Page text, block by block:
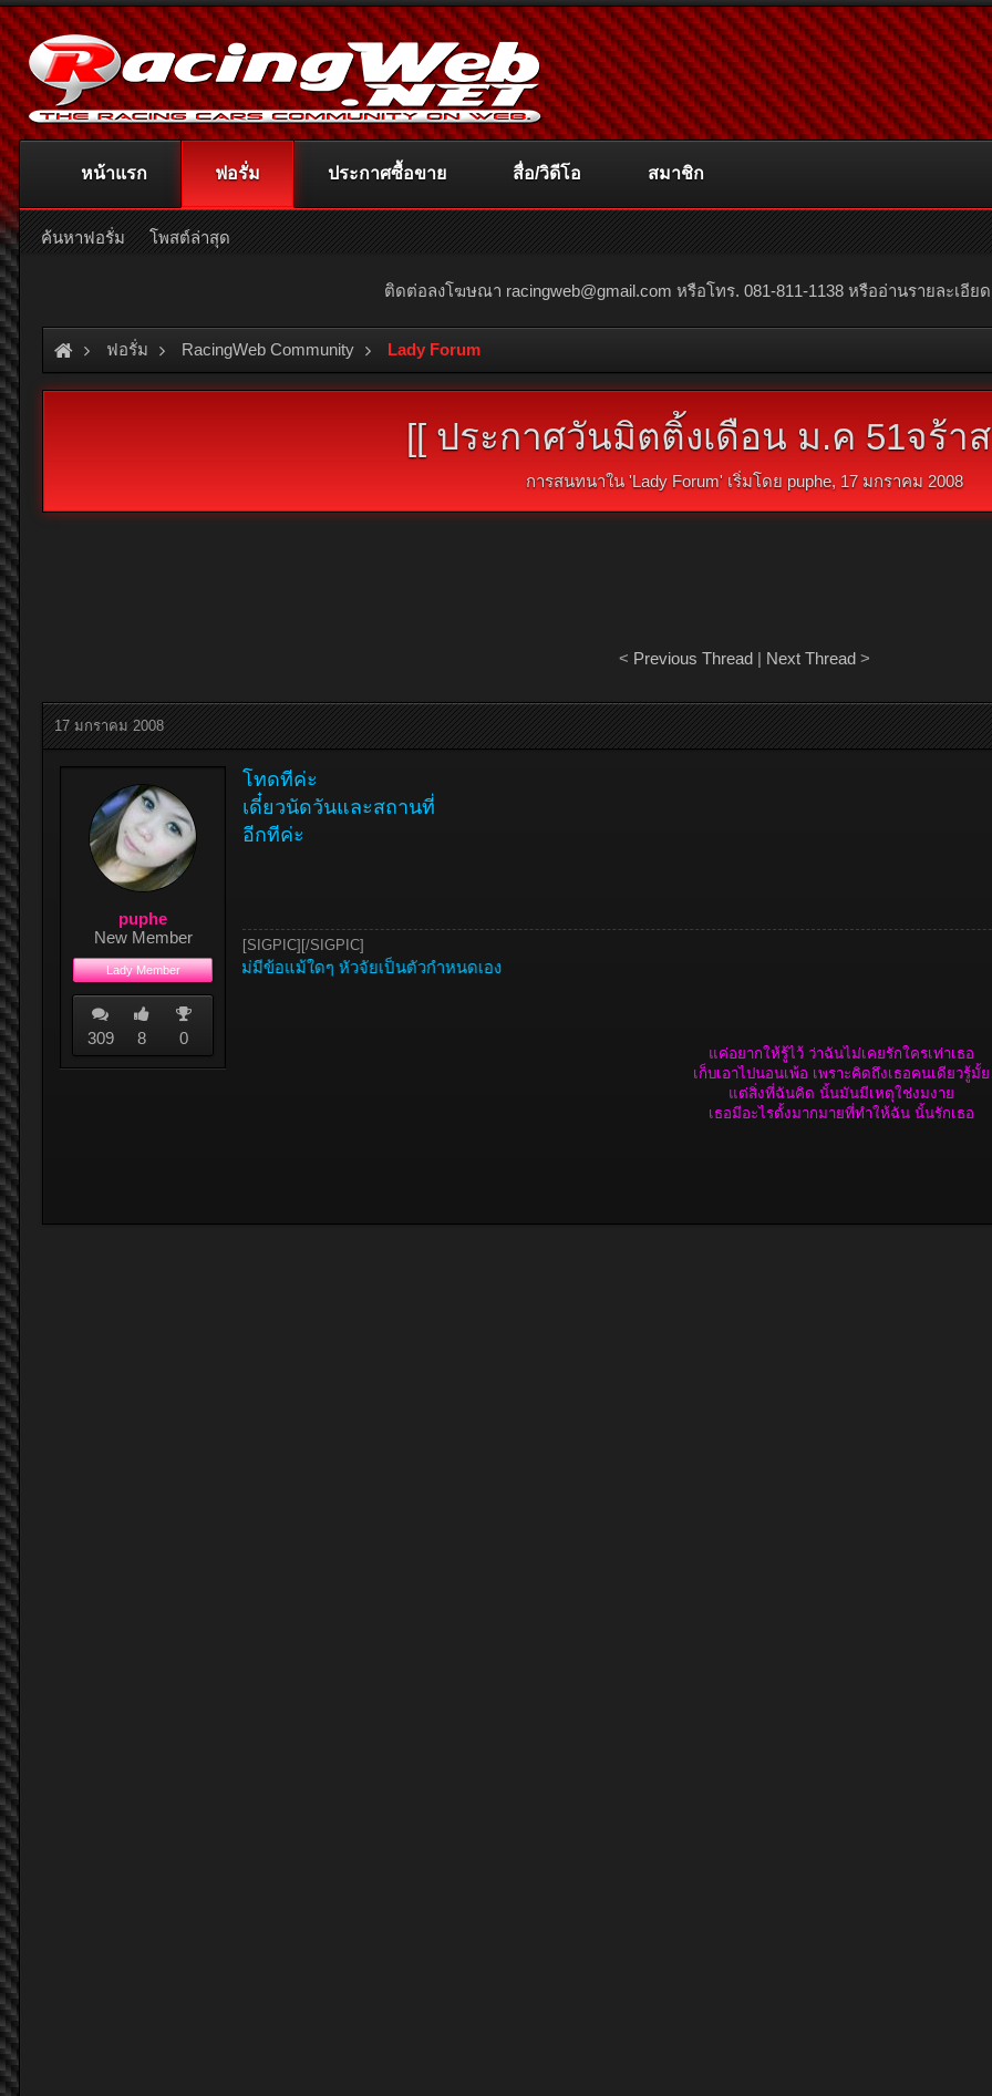
ติดต่อลงโฆษณา racingweb@gmail.com หรือโทร. 081-811-1138 หรืออ่านรายละเอีย
ฟอรั่ม RacingWeb Community Lady Forum
[[ ประกาศวันมิตติ้งเดือน ม.ค 51จร้า
การสนทนาใน 'Lady Forum' เริ่มโดย puphe, 17 มกราคม 2008
< Previous Thread| Next Thread>
17 มกราคม 2008
puphe
New Member
Lady Member
309 8 0
โทดทีค่ะ
เดี๋ยวนัดวันและสถานที่
่อีกทีค่ะ
[SIGPIC][/SIGPIC]
รักแท้ย่อมไม่มีข้อแม้ใดๆ หัวจัยเป็นตัวกำหนดเอง
แค่อยากให้รู้ไว้ ว่าฉันไม่เคยรักใครเท่าเธอ
เก็บเอาไปนอนเพ้อ เพราะคิดถึงเธอคนเดียวรู้มั้ย
แต่สิ่งที่ฉันคิด นั้นมันมีเหตุใช่งมงาย
เธอมีอะไรตั้งมากมายที่ทำให้ฉัน นั้นรักเธอ​
หน้าแรก ฟอรั่ม
ค้นหาฟอรั่ม โพสต์ล่าสุด
ประกาศซื้อขาย สื่อ/วิดีโอ สมาชิก